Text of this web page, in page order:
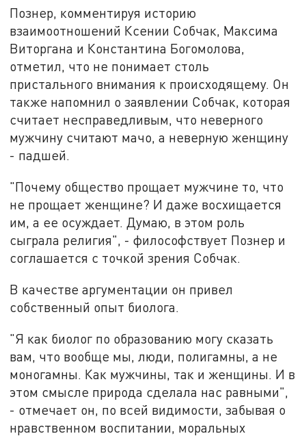
Познер, комментируя историю
взаимоотношений Ксении Собчак, Максима
Виторгана и Константина Богомолова,
отметил, что не понимает столь
пристального внимания к происходящему. Он
также напомнил о заявлении Собчак, которая
считает несправедливым, что неверного
мужчину считают мачо, а неверную женщину
- падшей.
"Почему общество прощает мужчине то, что
не прощает женщине? И даже восхищается
им, а ее осуждает. Думаю, в этом роль
сыграла религия", - философствует Познер и
соглашается с точкой зрения Собчак.
В качестве аргументации он привел
собственный опыт биолога.
"Я как биолог по образованию могу сказать
вам, что вообще мы, люди, полигамны, а не
моногамны. Как мужчины, так и женщины. И в
этом смысле природа сделала нас равными",
- отмечает он, по всей видимости, забывая о
нравственном воспитании, моральных